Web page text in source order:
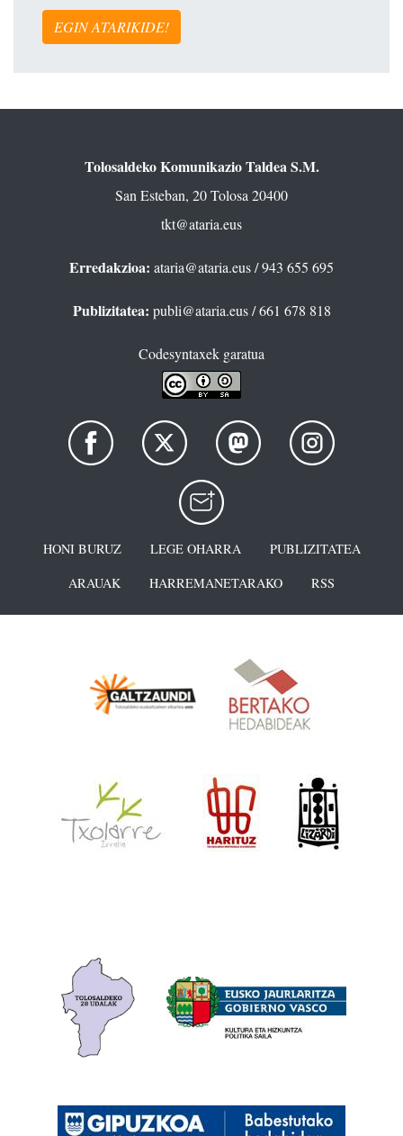
EGIN ATARIKIDE!
Tolosaldeko Komunikazio Taldea S.M.
San Esteban, 20 Tolosa 20400
tkt@ataria.eus
Erredakzioa: ataria@ataria.eus/ 943 655 695
Publizitatea: publi@ataria.eus/ 661 678 818
Codesyntaxek garatua
HONI BURUZ LEGE OHARRA
PUBLIZITATEA
ARAUAK
HARREMANETARAKO RSS